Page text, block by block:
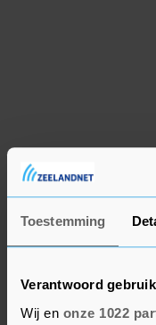
Toestemming
Verantwoord
Wij en onze 1022